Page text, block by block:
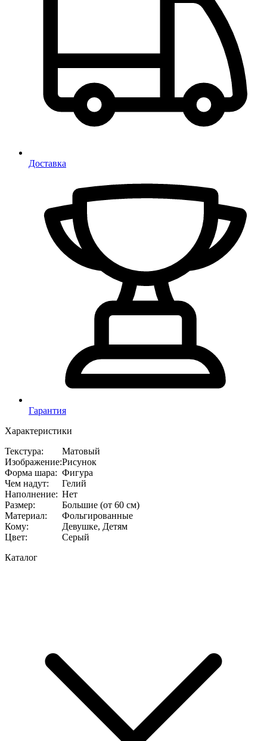
Доставка
Гарантия
Характеристики
Текстура:
Матовый
Изображение:Рисунок
Форма шара: Фигура
Чем надут:
Гелий
Наполнение: Нет
Размер:
Большие (от 60 см)
Материал:
Фольгированные
Кому:
Девушке, Детям
Цвет:
Серый
Каталог